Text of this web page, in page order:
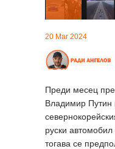
20 Mar 2024
Преди месец
Владимир Путин
руски
тогава се